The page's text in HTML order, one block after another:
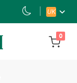
UK
0